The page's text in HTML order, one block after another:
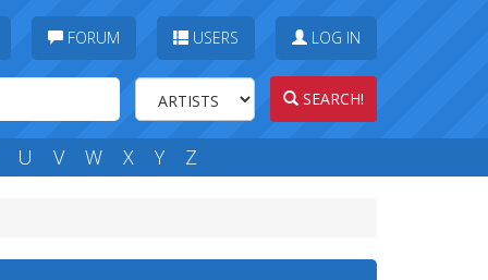
FORUM USERS LOG IN
SEARCH!
U V W X Y Z